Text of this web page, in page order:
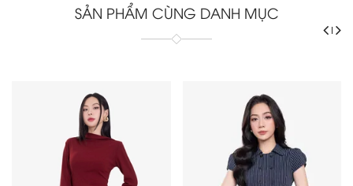
SẢN PHẨM CÙNG DANH MỤC